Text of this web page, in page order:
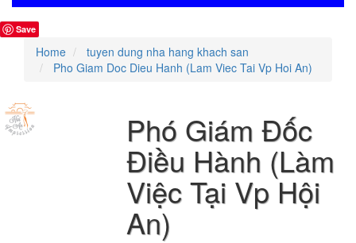
Save
Home
tuyen dung nha hang khach san
Pho Giam Doc Dieu Hanh (Lam Viec Tai Vp Hoi An)
Phó Giám Đốc
Điều Hành (Làm
Việc Tại Vp Hội
An)